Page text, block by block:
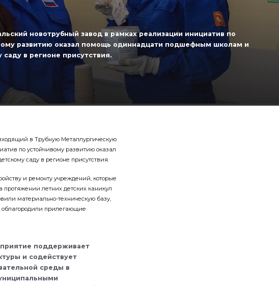
новотрубный завод в рамках реализации инициатив по
развитию оказал помощь одиннадцати подшефным школам и
саду в регионе присутствия.
в Трубную Металлургическую
по устойчивому развитию оказал
саду в регионе присутствия.
и ремонту учреждений, которые
летних детских каникул
материально-техническую базу,
прилегающие
поддерживает
и содействует
среды в